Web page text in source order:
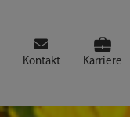
Kontakt Karriere